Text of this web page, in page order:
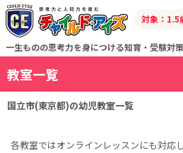
一生ものの思考力を身につける知育・受験対
対象：1.5
教室一覧
国立市(東京都)の幼児教室一覧
各教室ではオンラインレッスンにも対応